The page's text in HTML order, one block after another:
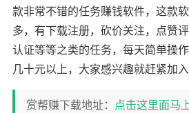
款非常不错的任务赚钱软件，这款
多，有下载注册，砍价关注，点赞
认证等等之类的任务，每天简单操
几十元以上，大家感兴趣就赶紧加入
赏帮赚下载地址： 点击这里面马